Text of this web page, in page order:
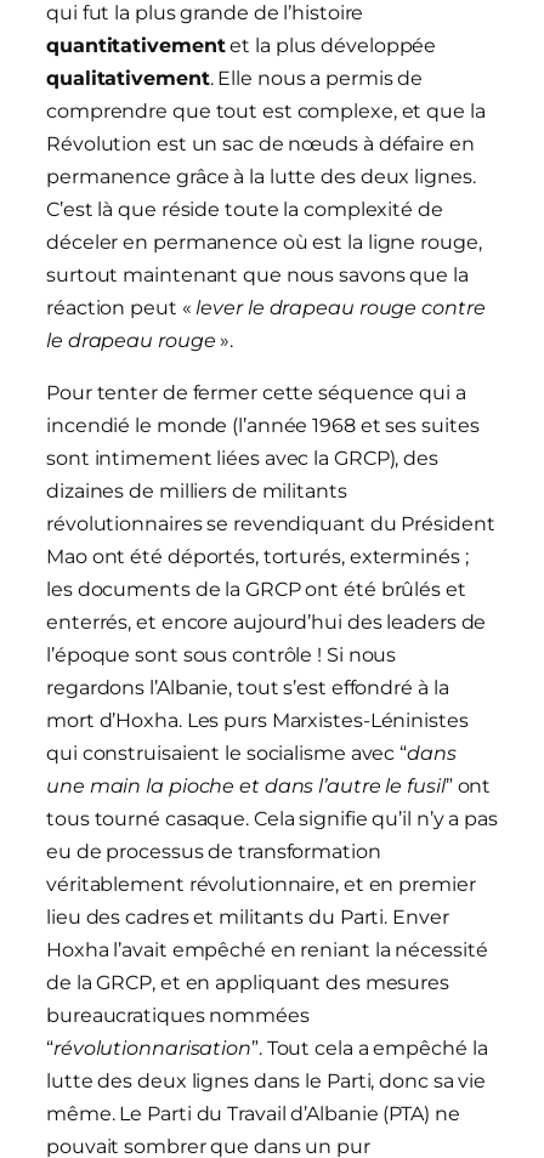
qui fut la plus grande de l’histoire
quantitativementet la plus développée
qualitativement. Elle nous a permis de
comprendre que tout est complexe, et que la
Révolution est un sac de nœuds à défaire en
permanence grâce à la lutte des deux lignes.
C’est là que réside toute la complexité de
déceler en permanence où est la ligne rouge,
surtout maintenant que nous savons que la
réaction peut «lever le drapeau rouge contre
le drapeau rouge ».
Pour tenter de fermer cette séquence qui a
incendié le monde (l’année 1968 et ses suites
sont intimement liées avec la GRCP), des
dizaines de milliers de militants
révolutionnaires se revendiquant du Président
Mao ont été déportés, torturés, exterminés ;
les documents de la GRCP ont été brûlés et
enterrés, et encore aujourd’hui des leaders de
l’époque sont sous contrôle ! Si nous
regardons l’Albanie, tout s’est effondré à la
mort d’Hoxha. Les purs Marxistes-Léninistes
qui construisaient le socialisme avec “dans
une main la pioche et dans l’autre le fusil” ont
tous tourné casaque. Cela signifie qu’il n’y a pas
eu de processus de transformation
véritablement révolutionnaire, et en premier
lieu des cadres et militants du Parti. Enver
Hoxha l’avait empêché en reniant la nécessité
de la GRCP, et en appliquant des mesures
bureaucratiques nommées
“révolutionnarisation”. Tout cela a empêché la
lutte des deux lignes dans le Parti, donc sa vie
même. Le Parti du Travail d’Albanie (PTA) ne
pouvait sombrer que dans un pur